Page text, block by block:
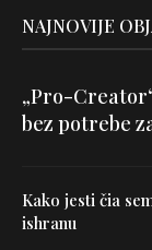
NAJNOVIJE
„Pro-
bez potrebe
Kako jesti čia
ishranu